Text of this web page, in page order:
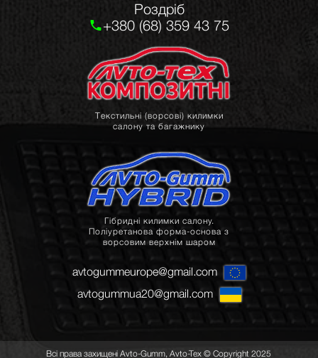
Роздріб
+380 (68) 359 43 75
Текстильні (ворсові) килимки
салону та багажнику
Гібридні килимки салону.
Поліуретанова форма-основа з
ворсовим верхнім шаром
avtogummeurope@gmail.com
avtogummua20@gmail.com
Всі права захищені Avto-Gumm, Avto-Tex © Copyright 2025